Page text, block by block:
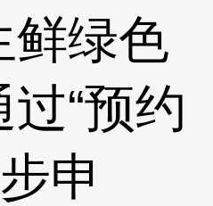
鲜绿色
“预约
申